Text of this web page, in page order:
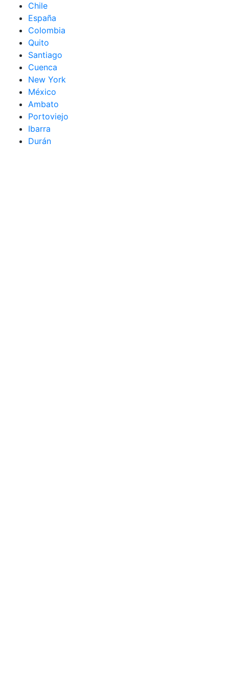
Chile
España
Colombia
Quito
Santiago
Cuenca
New York
México
Ambato
Portoviejo
Ibarra
Durán